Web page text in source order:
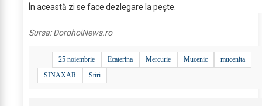
În această zi se face dezlegare la pește.
Sursa:DorohoiNews.ro
25 noiembrie Ecaterina Mercurie Mucenic
mucenita
SINAXAR
Stiri